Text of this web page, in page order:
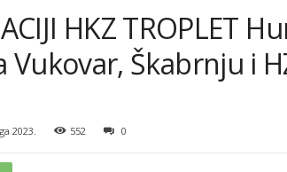
HKZ TROPLET
Vukovar, Škabrnju i
2023. 552 0